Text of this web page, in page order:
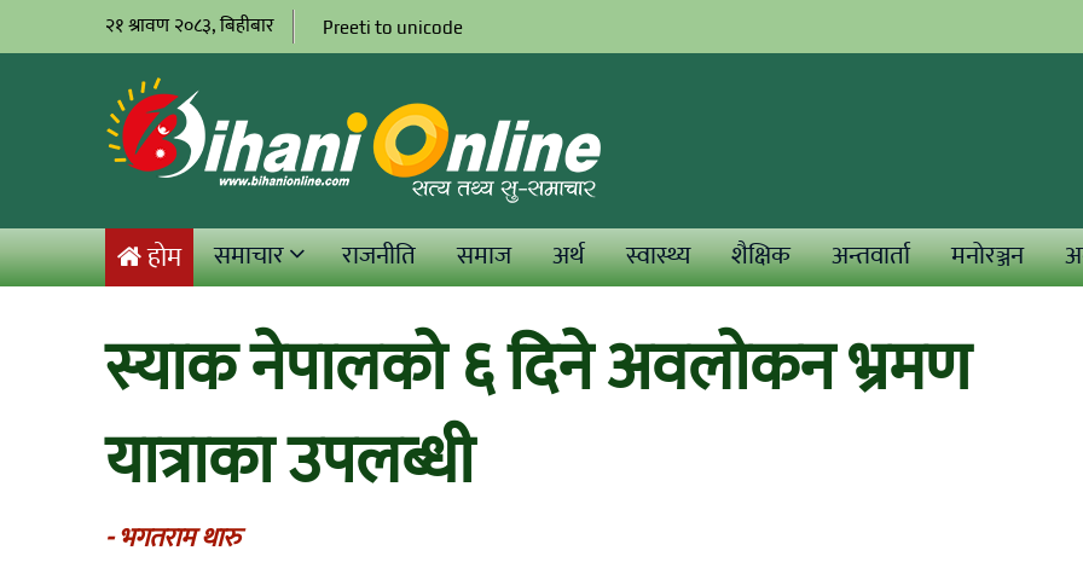
२१ श्रावण २०८३, बिहीबार Preeti to unicode
होम समाचार राजनीति समाज अर्थ स्वास्थ्य शैक्षिक अन्तवार्ता मनोरञ्जन
स्याक नेपालको ६ दिने अवलोकन भ्रमण
यात्राका उपलब्धी
- भगतराम थारु